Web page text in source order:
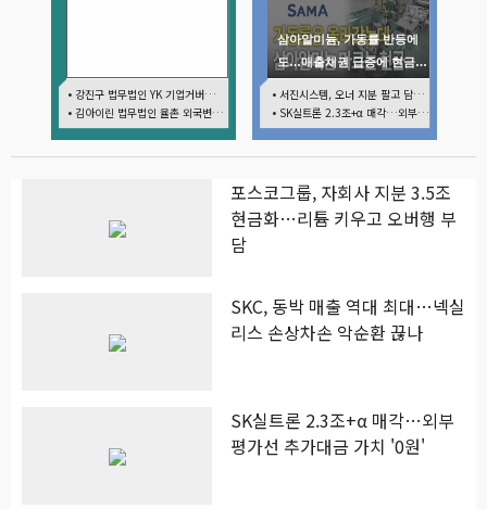
• 강진구 법무법인 YK 기업거버넌스센터 센터장
• 김아이린 법무법인 율촌 외국변호사
삼아알미늄, 가동률 반등에
도…매출채권 급증에 현금흐
• 서진시스템, 오너 지분 팔고 담보 잡히고…3000억 영구채 지연 여파
• SK실트론 2.3조+α 매각…외부평가선 추가대금 가치 '0원'
포스코그룹, 자회사 지분 3.5조
현금화…리튬 키우고 오버행 부
담
SKC, 동박 매출 역대 최대…넥실
리스 손상차손 악순환 끊나
SK실트론 2.3조+α 매각…외부
평가선 추가대금 가치 '0원'